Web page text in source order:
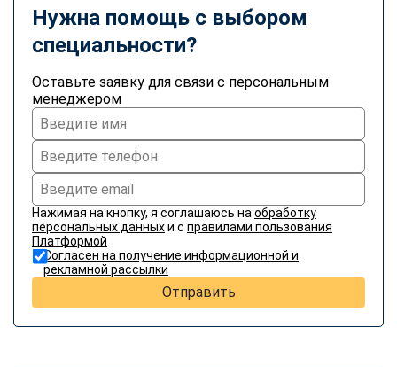
Нужна помощь с выбором
специальности?
Оставьте заявку для связи с персональным
менеджером
Нажимая на кнопку, я соглашаюсь на обработку
персональных данныхи с правилами пользования
Платформой
Согласен на получение информационной и
рекламной рассылки
Отправить